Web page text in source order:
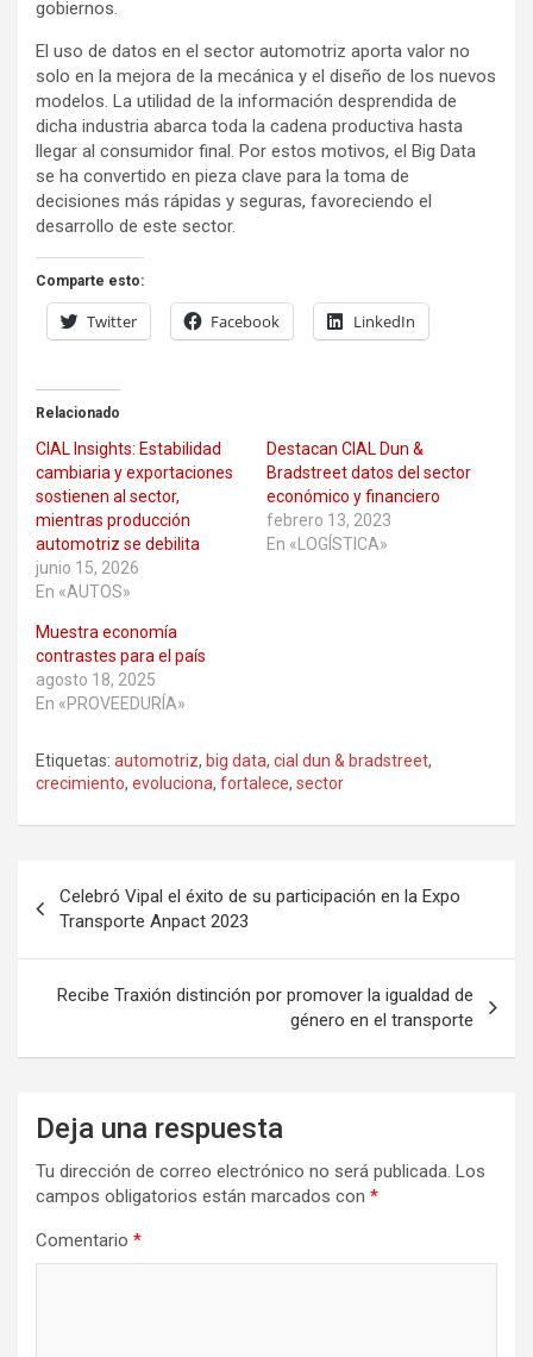
gobiernos.
El uso de datos en el sector automotriz aporta valor no
solo en la mejora de la mecánica y el diseño de los nuevos
modelos. La utilidad de la información desprendida de
dicha industria abarca toda la cadena productiva hasta
llegar al consumidor final. Por estos motivos, el Big Data
se ha convertido en pieza clave para la toma de
decisiones más rápidas y seguras, favoreciendo el
desarrollo de este sector.
Comparte esto:
Twitter Facebook LinkedIn
Relacionado
CIAL Insights: Estabilidad
cambiaria y exportaciones
sostienen al sector,
mientras producción
automotriz se debilita
junio 15, 2026
En «AUTOS»
Destacan CIAL Dun &
Bradstreet datos del sector
económico y financiero
febrero 13, 2023
En «LOGÍSTICA»
Muestra economía
contrastes para el país
agosto 18, 2025
En «PROVEEDURÍA»
Etiquetas: automotriz, big data, cial dun & bradstreet,
crecimiento, evoluciona, fortalece, sector
de
entradas
Celebró Vipal el éxito de su participación en la Expo
Transporte Anpact 2023
Recibe Traxión distinción por promover la igualdad de
género en el transporte
Deja una respuesta
Tu dirección de correo electrónico no será publicada. Los
campos obligatorios están marcados con *
Comentario *